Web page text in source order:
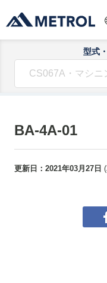
型式
BA-4A-01
更新日： 2021年03月27日 (